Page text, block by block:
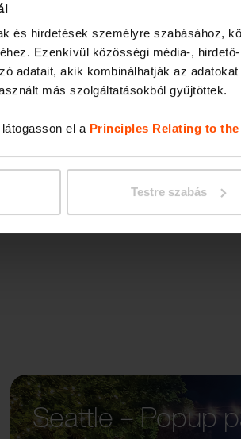
és hirdetések személyre szabásához,
Ezenkívül közösségi média-,
adatait, akik kombinálhatják az
más szolgáltatásokból gyűjtöttek.
el a Principles Relating to
Testre szabás
offers passers-by
which is dedicated
The project extends
and laying new
with contemporary
Seattle – Popup